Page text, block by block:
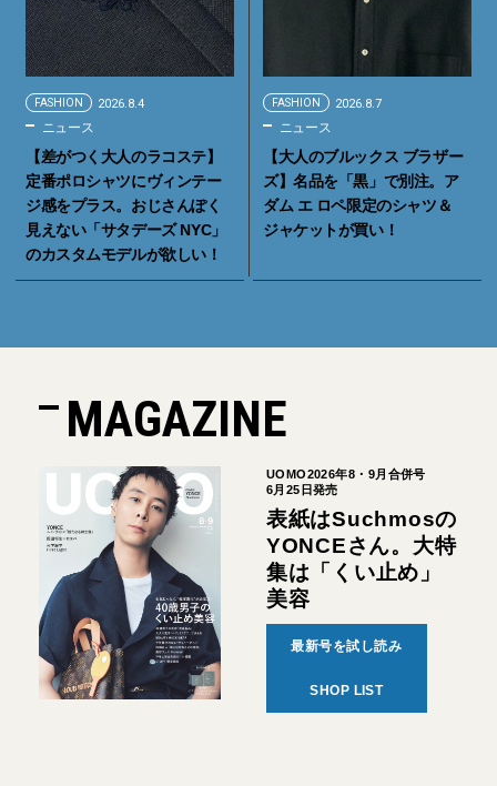
FASHION 2026.8.4
ニュース
【差がつく大人のラコステ】
定番ポロシャツにヴィンテー
ジ感をプラス。おじさんぽく
見えない「サタデーズ NYC」
のカスタムモデルが欲しい！
FASHION 2026.8.7
ニュース
【大人のブルックス ブラザー
ズ】名品を「黒」で別注。ア
ダム エ ロペ限定のシャツ＆
ジャケットが買い！
MAGAZINE
UOMO2026年8・9月合併号
6月25日発売
表紙はSuchmosの
YONCEさん。大特
集は「くい止め」
美容
最新号を試し読み
SHOP LIST